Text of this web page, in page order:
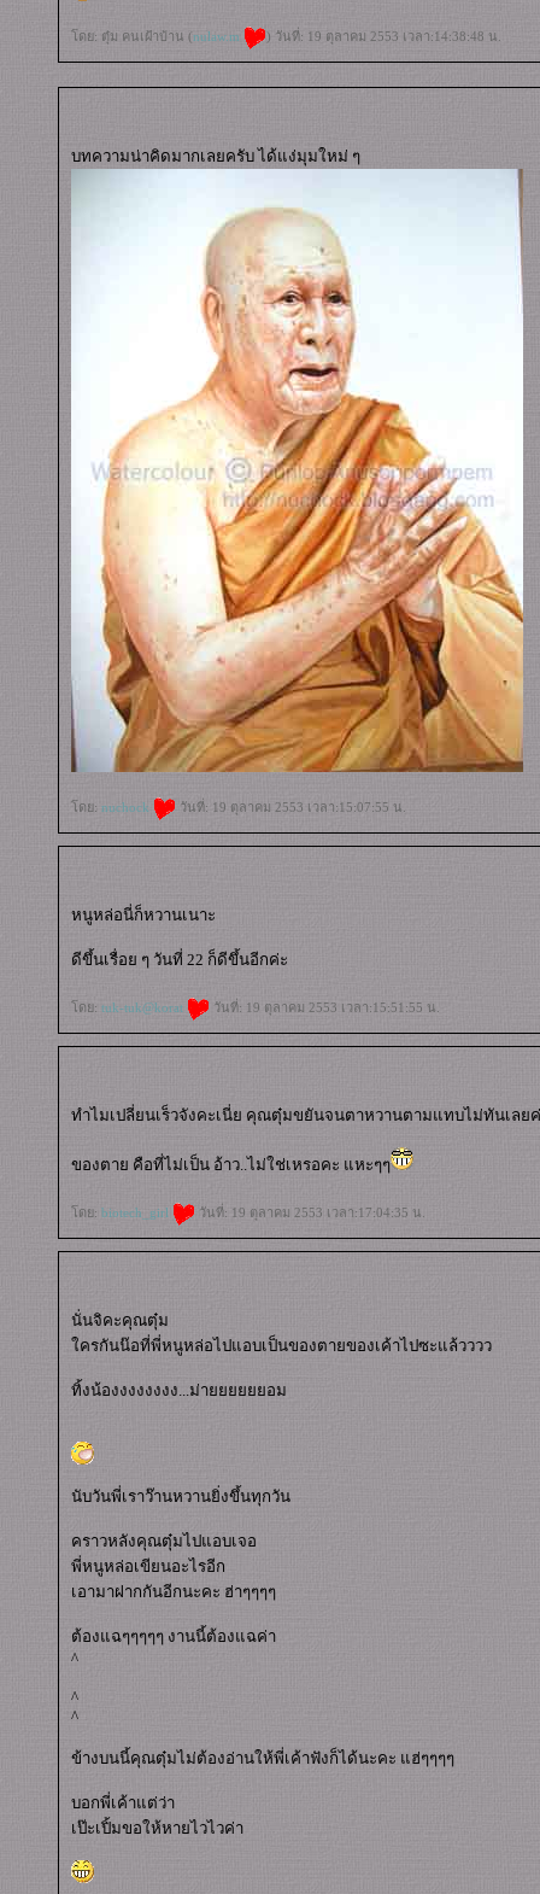
ดย: ตุ๋ม คนเฝ้าบ้าน (nulaw.m ) วันที่: 19 ตุลาคม 2553 เวลา:14:38:48 น.
บทความน่าคิดมากเลยครับ ได้แง่มุมใหม่ ๆ
ดย: nuchock วันที่: 19 ตุลาคม 2553 เวลา:15:07:55 น.
หนูหล่อนี่ก็หวานเนาะ
ดีขึ้นเรื่อย ๆ วันที่ 22 ก็ดีขึ้นอีกค่ะ
ดย: tuk-tuk@korat วันที่: 19 ตุลาคม 2553 เวลา:15:51:55 น.
ทำไมเปลี่ยนเร็วจังคะเนี่ย คุณตุ๋มขยันจนตาหวานตามแทบไม่ทันเลย
ของตาย คือที่ไม่เป็น อ้าว..ไม่ใช่เหรอคะ แหะๆๆ
ดย: biotech_girl วันที่: 19 ตุลาคม 2553 เวลา:17:04:35 น.
นั่นจิคะคุณตุ๋ม
ครกันน๊อที่พี่หนูหล่อไปแอบเป็นของตายของเค้าไปซะแล้วววว
ทิ้งน้องงงงงงงง...ม่ายยยยยยอม
นับวันพี่เราว๊านหวานยิ่งขึ้นทุกวัน
คราวหลังคุณตุ๋มไปแอบเจอ
พี่หนูหล่อเขียนอะไรอีก
เอามาฝากกันอีกนะคะ ฮ่าๆๆๆๆ
ต้องแฉๆๆๆๆๆ งานนี้ต้องแฉค่า
^
^
^
ข้างบนนี้คุณตุ๋มไม่ต้องอ่านให้พี่เค้าฟังก็ได้นะคะ แฮ่ๆๆๆๆ
บอกพี่เค้าแต่ว่า
เป๊ะเปิ้มขอให้หายไวไวค่า